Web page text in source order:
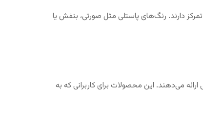
دارند. رنگ‌های پاستلی مثل صورتی، بنفش یا
ارائه می‌دهند. این محصولات برای کاربرانی که به